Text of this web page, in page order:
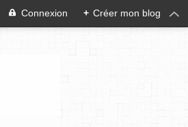
Connexion + Créer mon blog